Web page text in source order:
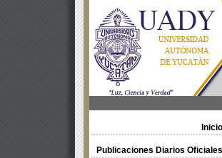
Inicio
Publicaciones Diarios Oficiales